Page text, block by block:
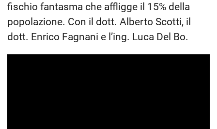
fischio fantasma che affligge il 15% della
popolazione. Con il dott. Alberto Scotti, il
dott. Enrico Fagnani e l’ing. Luca Del Bo.